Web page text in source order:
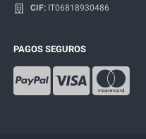
CIF: IT06818930486
PAGOS SEGUROS